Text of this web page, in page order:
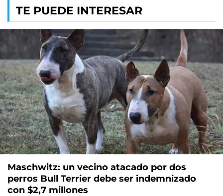
TE PUEDE INTERESAR
Maschwitz: un vecino atacado por dos
perros Bull Terrier debe ser indemnizado
con $2,7 millones